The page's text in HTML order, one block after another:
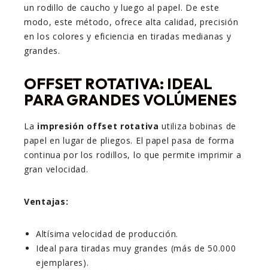
un rodillo de caucho y luego al papel. De este
modo, este método, ofrece alta calidad, precisión
en los colores y eficiencia en tiradas medianas y
grandes.
OFFSET ROTATIVA: IDEAL
PARA GRANDES VOLÚMENES
La impresión offset rotativa utiliza bobinas de
papel en lugar de pliegos. El papel pasa de forma
continua por los rodillos, lo que permite imprimir a
gran velocidad.
Ventajas:
Altísima velocidad de producción.
Ideal para tiradas muy grandes (más de 50.000
ejemplares).